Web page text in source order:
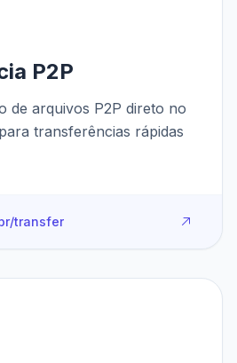
P2P
de arquivos P2P direto no
transferências rápidas
transfer